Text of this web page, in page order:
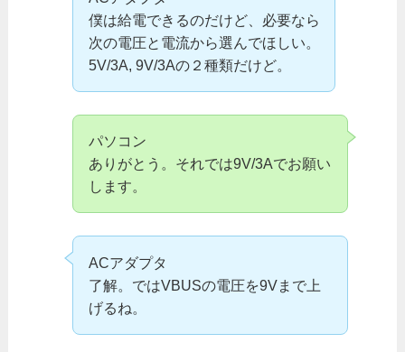
僕は給電できるのだけど、必要なら
次の電圧と電流から選んでほしい。
5V/3A, 9V/3Aの２種類だけど。
パソコン
ありがとう。それでは9V/3Aでお願い
します。
ACアダプタ
了解。ではVBUSの電圧を9Vまで上
げるね。